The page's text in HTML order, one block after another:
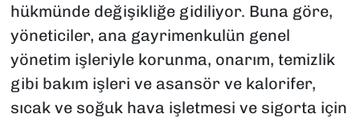
hükmünde değişikliğe gidiliyor. Buna göre,
yöneticiler, ana gayrimenkulün genel
yönetim işleriyle korunma, onarım, temizlik
gibi bakım işleri ve asansör ve kalorifer,
sıcak ve soğuk hava işletmesi ve sigorta için